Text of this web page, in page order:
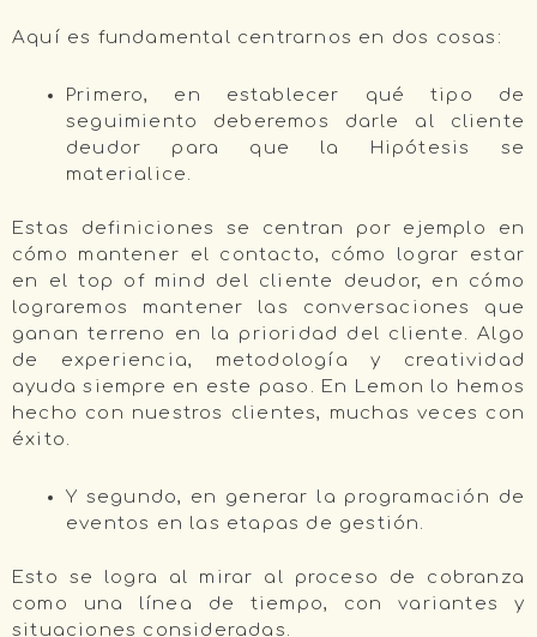
Aquí es fundamental centrarnos en dos cosas:
Primero, en establecer qué tipo de
seguimiento deberemos darle al cliente
deudor para que la Hipótesis se
materialice.
Estas definiciones se centran por ejemplo en
cómo mantener el contacto, cómo lograr estar
en el top of mind del cliente deudor, en cómo
lograremos mantener las conversaciones que
ganan terreno en la prioridad del cliente. Algo
de experiencia, metodología y creatividad
ayuda siempre en este paso. En Lemon lo hemos
hecho con nuestros clientes, muchas veces con
éxito.
Y segundo, en generar la programación de
eventos en las etapas de gestión.
Esto se logra al mirar al proceso de cobranza
como una línea de tiempo, con variantes y
situaciones consideradas.